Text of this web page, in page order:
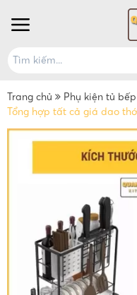
Trang chủ Phụ kiện tủ bếp
Tổng hợp tất cả giá dao